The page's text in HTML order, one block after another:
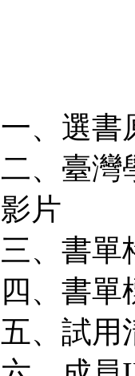
一、選書
二、臺灣
影片
三、書單
四、書單
五、試用